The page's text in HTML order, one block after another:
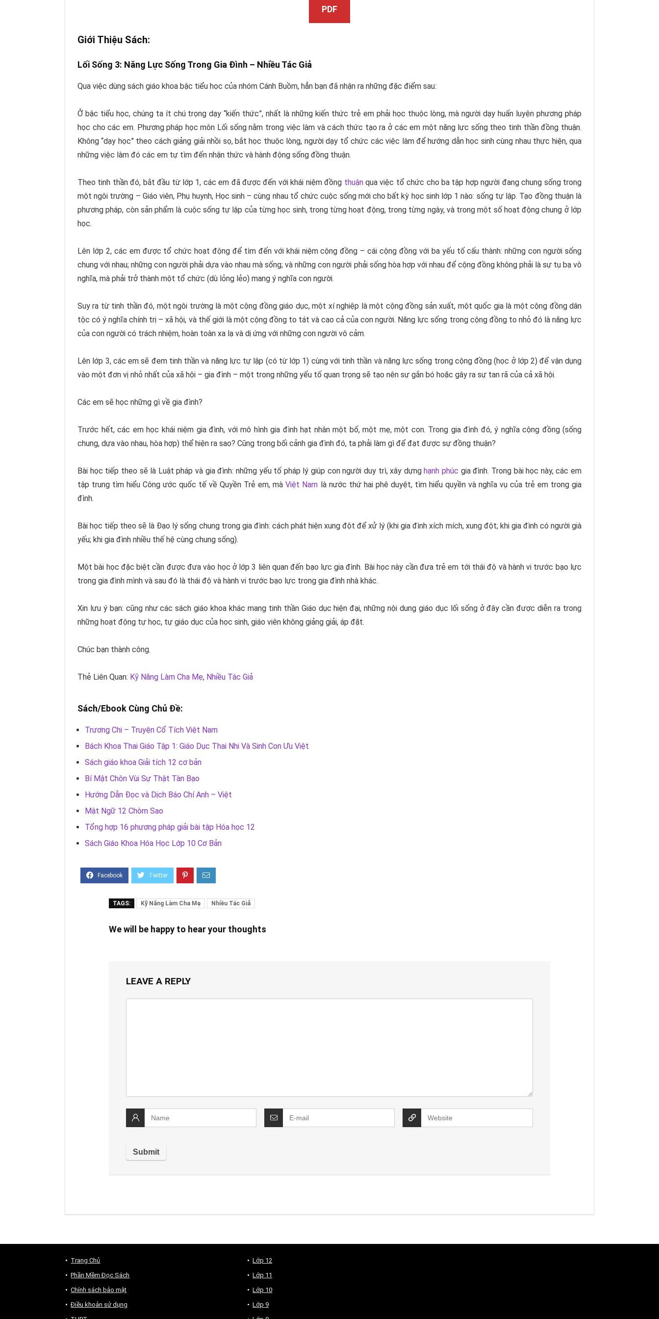
PDF
Giới Thiệu Sách:
Lối Sống 3: Năng Lực Sống Trong Gia Đình – Nhiều Tác Giả
Qua việc dùng sách giáo khoa bậc tiểu học của nhóm Cánh Buồm, hẳn bạn đã nhận ra những đặc điểm sau:
Ở bậc tiểu học, chúng ta ít chú trọng dạy “kiến thức”, nhất là những kiến thức trẻ em phải học thuộc lòng, mà người dạy huấn luyện phương pháp
học cho các em. Phương pháp học môn Lối sống nằm trong việc làm và cách thức tạo ra ở các em một năng lực sống theo tinh thần đồng thuận.
Không “dạy học” theo cách giảng giải nhồi sọ, bắt học thuộc lòng, người dạy tổ chức các việc làm để hướng dẫn học sinh cùng nhau thực hiện, qua
những việc làm đó các em tự tìm đến nhận thức và hành động sống đồng thuận.
Theo tinh thần đó, bắt đầu từ lớp 1, các em đã được đến với khái niệm đồng thuậnqua việc tổ chức cho ba tập hợp người đang chung sống trong
một ngôi trường – Giáo viên, Phụ huynh, Học sinh – cùng nhau tổ chức cuộc sống mới cho bất kỳ học sinh lớp 1 nào: sống tự lập. Tạo đồng thuận là
phương pháp, còn sản phẩm là cuộc sống tự lập của từng học sinh, trong từng hoạt động, trong từng ngày, và trong một số hoạt động chung ở lớp
học.
Lên lớp 2, các em được tổ chức hoạt động để tìm đến với khái niệm cộng đồng – cái cộng đồng với ba yếu tố cấu thành: những con người sống
chung với nhau; những con người phải dựa vào nhau mà sống; và những con người phải sống hòa hợp với nhau để cộng đồng không phải là sự tụ bạ vô
nghĩa, mà phải trở thành một tổ chức (dù lỏng lẻo) mang ý nghĩa con người.
Suy ra từ tinh thần đó, một ngôi trường là một cộng đồng giáo dục, một xí nghiệp là một cộng đồng sản xuất, một quốc gia là một cộng đồng dân
tộc có ý nghĩa chính trị – xã hội, và thế giới là một cộng đồng to tát và cao cả của con người. Năng lực sống trong cộng đồng to nhỏ đó là năng lực
của con người có trách nhiệm, hoàn toàn xa lạ và dị ứng với những con người vô cảm.
Lên lớp 3, các em sẽ đem tinh thần và năng lực tự lập (có từ lớp 1) cùng với tinh thần và năng lực sống trong cộng đồng (học ở lớp 2) để vận dụng
vào một đơn vị nhỏ nhất của xã hội – gia đình – một trong những yếu tố quan trọng sẽ tạo nên sự gắn bó hoặc gây ra sự tan rã của cả xã hội.
Các em sẽ học những gì về gia đình?
Trước hết, các em học khái niệm gia đình, với mô hình gia đình hạt nhân một bố, một mẹ, một con. Trong gia đình đó, ý nghĩa cộng đồng (sống
chung, dựa vào nhau, hòa hợp) thể hiện ra sao? Cũng trong bối cảnh gia đình đó, ta phải làm gì để đạt được sự đồng thuận?
Bài học tiếp theo sẽ là Luật pháp và gia đình: những yếu tố pháp lý giúp con người duy trì, xây dựnghạnh phúc gia đình. Trong bài học này, các em
tập trung tìm hiểu Công ước quốc tế về Quyền Trẻ em, màViệt Nam là nước thứ hai phê duyệt, tìm hiểu quyền và nghĩa vụ của trẻ em trong gia
đình.
Bài học tiếp theo sẽ là Đạo lý sống chung trong gia đình: cách phát hiện xung đột để xử lý (khi gia đình xích mích, xung đột; khi gia đình có người già
yếu; khi gia đình nhiều thế hệ cùng chung sống).
Một bài học đặc biệt cần được đưa vào học ở lớp 3 liên quan đến bạo lực gia đình. Bài học này cần đưa trẻ em tới thái độ và hành vi trước bạo lực
trong gia đình mình và sau đó là thái độ và hành vi trước bạo lực trong gia đình nhà khác.
Xin lưu ý bạn: cũng như các sách giáo khoa khác mang tinh thần Giáo dục hiện đại, những nội dung giáo dục lối sống ở đây cần được diễn ra trong
những hoạt động tự học, tự giáo dục của học sinh, giáo viên không giảng giải, áp đặt.
Chúc bạn thành công.
Thẻ Liên Quan: Kỹ Năng Làm Cha Mẹ, Nhiều Tác Giả
Sách/Ebook Cùng Chủ Đề:
Trương Chi – Truyện Cổ Tích Việt Nam
Bách Khoa Thai Giáo Tập 1: Giáo Dục Thai Nhi Và Sinh Con Ưu Việt
Sách giáo khoa Giải tích 12 cơ bản
Bí Mật Chôn Vùi Sự Thật Tàn Bạo
Hướng Dẫn Đọc và Dịch Báo Chí Anh – Việt
Mật Ngữ 12 Chòm Sao
Tổng hợp 16 phương pháp giải bài tập Hóa học 12
Sách Giáo Khoa Hóa Học Lớp 10 Cơ Bản
TAGS: Kỹ Năng Làm Cha Mẹ Nhiều Tác Giả
We will be happy to hear your thoughts
LEAVE A REPLY
Trang Chủ
Phần Mềm Đọc Sách
Chính sách bảo mật
Điều khoản sử dụng
Lớp 12
Lớp 11
Lớp 10
Lớp 9